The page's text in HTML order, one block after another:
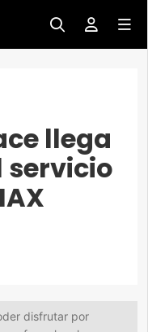
llega
servicio
disfrutar por